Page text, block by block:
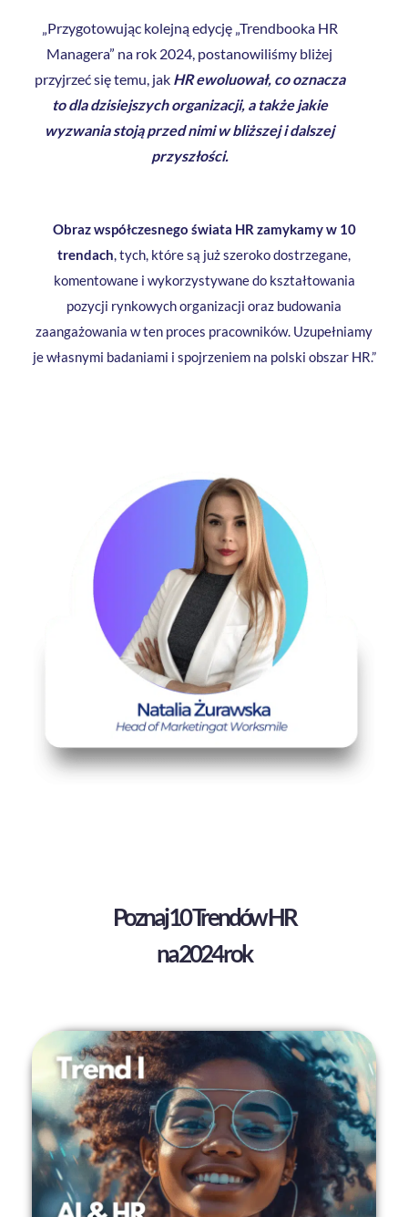
„Przygotowując kolejną edycję „Trendbooka HR
Managera” na rok 2024, postanowiliśmy bliżej
przyjrzeć się temu, jak HR ewoluował, co oznacza
to dla dzisiejszych organizacji, a także jakie
wyzwania stoją przed nimi w bliższej i dalszej
przyszłości.
Obraz współczesnego świata HR zamykamy w 10
trendach, tych, które są już szeroko dostrzegane,
komentowane i wykorzystywane do kształtowania
pozycji rynkowych organizacji oraz budowania
zaangażowania w ten proces pracowników. Uzupełniamy
je własnymi badaniami i spojrzeniem na polski obszar HR.”
Poznaj 10 Trendów HR
na 2024 rok